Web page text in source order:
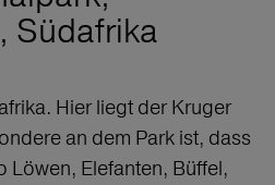
Südafrika
Hier liegt der Kruger
an dem Park ist, dass
Löwen, Elefanten, Büffel,